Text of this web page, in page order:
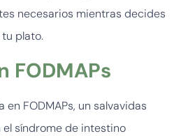
necesarios mientras decides
plato.
FODMAPs
FODMAPs, un salvavidas
síndrome de intestino